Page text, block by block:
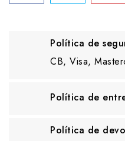
Política de
CB, Visa,
Política de
Política de